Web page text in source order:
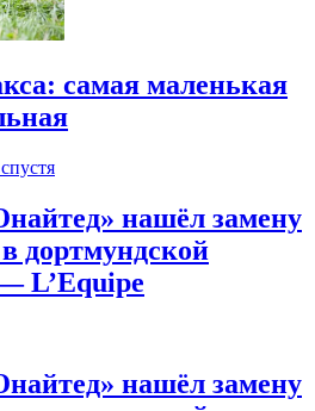
самая маленькая
нашёл замену
дортмундской
L’Equipe
нашёл замену